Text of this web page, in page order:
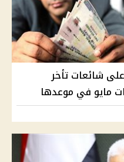
شائعات تأخر
مايو في موعدها